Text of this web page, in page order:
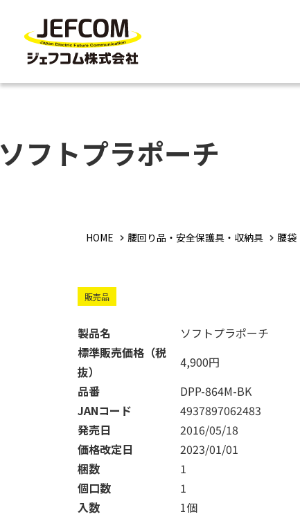
フトプラポーチ
HOME 腰回り品・安全保護具・収納具 腰袋
販売品
製品名
ソフトプラポーチ
標準販売価格（税
抜）
4,900円
品番
DPP-864M-BK
JANコード
4937897062483
発売日
2016/05/18
価格改定日
2023/01/01
梱数
1
個口数
1
入数
1個